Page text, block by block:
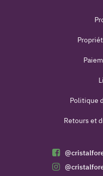
Politique
Retours et